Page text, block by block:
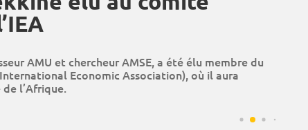
AMU et chercheur AMSE, a été élu membre du
Economic Association), où il aura
l’Afrique.